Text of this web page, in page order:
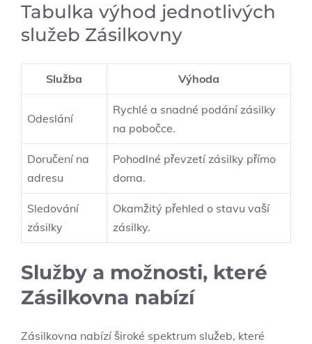
Tabulka výhod jednotlivých
služeb Zásilkovny
Služba Výhoda
Odeslání
Rychlé a snadné podání zásilky
na pobočce.
Doručení na
adresu
Pohodlné převzetí zásilky přímo
doma.
Sledování
zásilky
Okamžitý přehled o stavu vaší
zásilky.
Služby a možnosti, které
Zásilkovna nabízí
Zásilkovna nabízí široké spektrum služeb, které